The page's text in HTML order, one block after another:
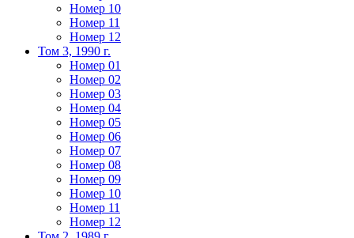
Номер 10
Номер 11
Номер 12
Том 3, 1990 г.
Номер 01
Номер 02
Номер 03
Номер 04
Номер 05
Номер 06
Номер 07
Номер 08
Номер 09
Номер 10
Номер 11
Номер 12